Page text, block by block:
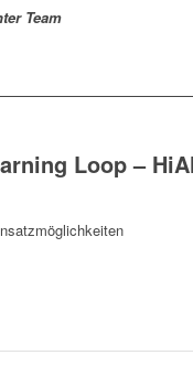
Team
Loop –